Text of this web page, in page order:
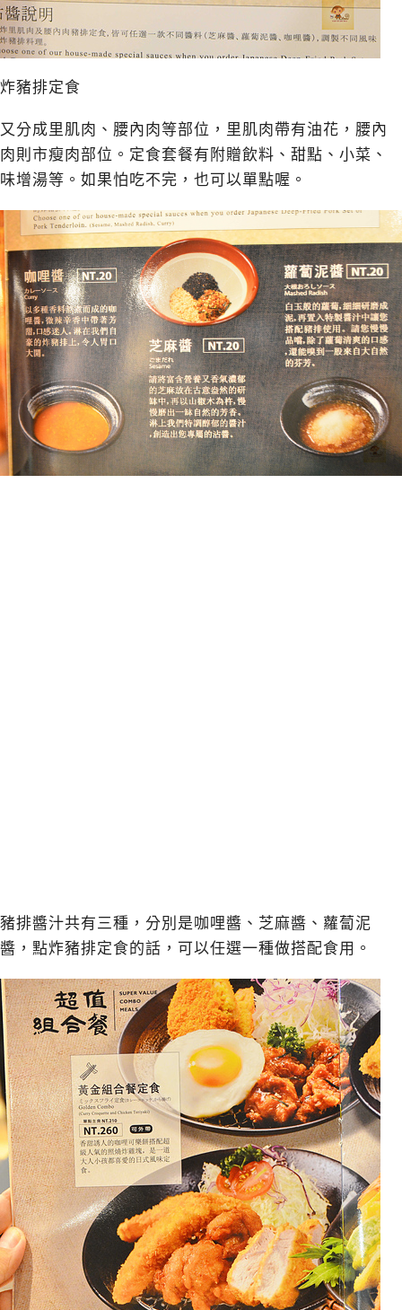
炸豬排定食
又分成里肌肉、腰內肉等部位，里肌肉帶有油花，腰內
肉則市瘦肉部位。定食套餐有附贈飲料、甜點、小菜、
味增湯等。如果怕吃不完，也可以單點喔。
豬排醬汁共有三種，分別是咖哩醬、芝麻醬、蘿蔔泥
醬，點炸豬排定食的話，可以任選一種做搭配食用。